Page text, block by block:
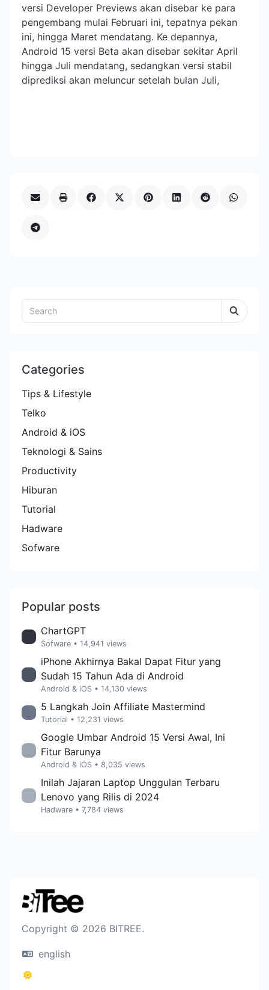
versi Developer Previews akan disebar ke para
pengembang mulai Februari ini, tepatnya pekan
ini, hingga Maret mendatang. Ke depannya,
Android 15 versi Beta akan disebar sekitar April
hingga Juli mendatang, sedangkan versi stabil
diprediksi akan meluncur setelah bulan Juli,
Categories
Tips & Lifestyle
Telko
Android & iOS
Teknologi & Sains
Productivity
Hiburan
Tutorial
Hadware
Sofware
Popular posts
ChartGPT
Sofware • 14,941 views
iPhone Akhirnya Bakal Dapat Fitur yang
Sudah 15 Tahun Ada di Android
Android & iOS • 14,130 views
5 Langkah Join Affiliate Mastermind
Tutorial • 12,231 views
Google Umbar Android 15 Versi Awal, Ini
Fitur Barunya
Android & iOS • 8,035 views
Inilah Jajaran Laptop Unggulan Terbaru
Lenovo yang Rilis di 2024
Hadware • 7,784 views
Copyright © 2026 BITREE.
english